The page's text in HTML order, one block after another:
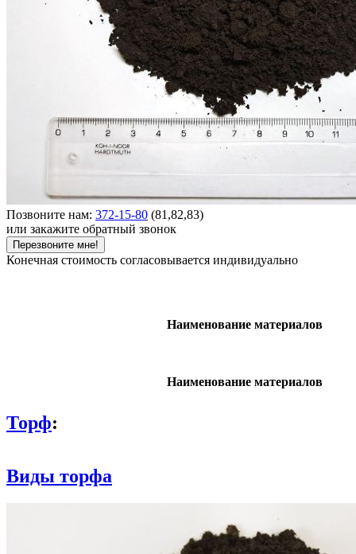
Позвоните нам: 372-15-80 (81,82,83)
или закажите обратный звонок
Перезвоните мне!
Конечная стоимость согласовывается индивидуально
Наименование материалов
Наименование материалов
Торф:
Виды торфа